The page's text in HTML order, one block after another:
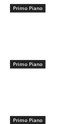
Primo Piano
Primo Piano
Primo Piano